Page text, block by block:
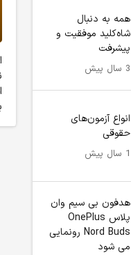
همه به دنبال
شاه‌کلید موفقیت و
پیشرفت
3 سال پیش
انواع آزمون‌های
حقوقی
1 سال پیش
هدفون بی سیم وان
پلاس OnePlus
Nord Buds رونمایی
می شود